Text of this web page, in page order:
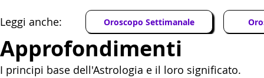
Leggi anche: Oroscopo Settimanale
Approfondimenti
I principi base dell'Astrologia e il loro significato.